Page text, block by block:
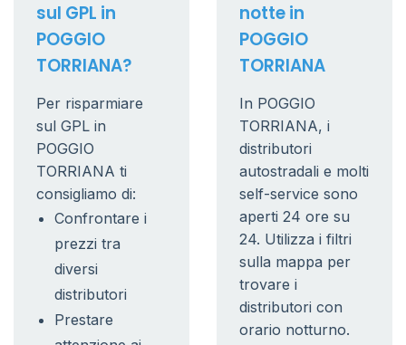
sul GPL in
POGGIO
TORRIANA?
Per risparmiare
sul GPL in
POGGIO
TORRIANA ti
consigliamo di:
Confrontare i
prezzi tra
diversi
distributori
Prestare
notte in
POGGIO
TORRIANA
In POGGIO
TORRIANA, i
distributori
autostradali e molti
self-service sono
aperti 24 ore su
24. Utilizza i filtri
sulla mappa per
trovare i
distributori con
orario notturno.